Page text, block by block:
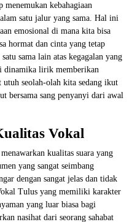
kebahagiaan
satu jalur yang sama. Hal ini
emosional di mana kita bisa
hormat dan cinta yang tetap
sama lain atas kegagalan yang
dinamika lirik memberikan
utuh seolah-olah kita sedang ikut
bersama sang penyanyi dari awal
Vokal
kualitas suara yang
yang sangat seimbang
dengan sangat jelas dan tidak
Tulus yang memiliki karakter
yang luar biasa bagi
nasihat dari seorang sahabat